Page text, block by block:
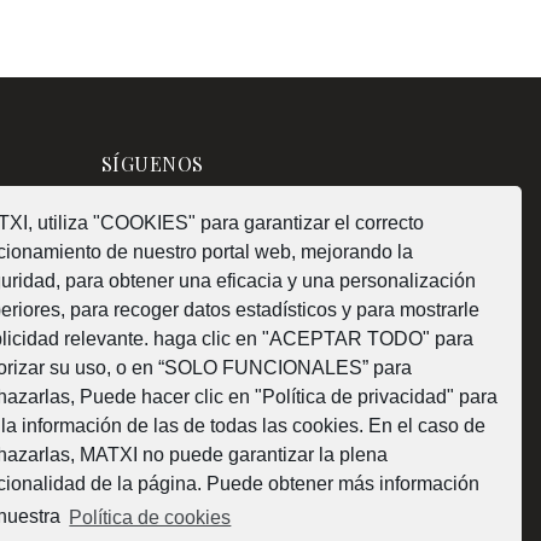
utiliza "COOKIES" para garantizar el correcto
de nuestro portal web, mejorando la
para obtener una eficacia y una personalización
para recoger datos estadísticos y para mostrarle
relevante. haga clic en "ACEPTAR TODO" para
su uso, o en “SOLO FUNCIONALES” para
Puede hacer clic en "Política de privacidad" para
información de las de todas las cookies. En el caso de
MATXI no puede garantizar la plena
de la página. Puede obtener más información
Política de cookies
SÍGUENOS
¿Como fabricamos?
Web subvencionada por la Diputación Foral de
Bizkaia